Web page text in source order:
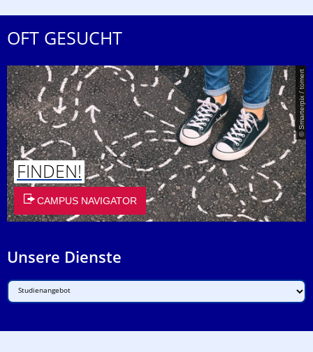
OFT GESUCHT
© Smarterpix / tomert
FINDEN!
CAMPUS NAVIGATOR
Unsere Dienste